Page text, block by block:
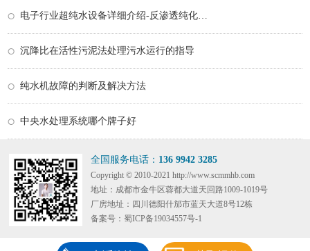
沉降比在活性污泥法处理污水运行的指导
纯水机故障的判断及解决方法
中央水处理系统哪个牌子好
全国服务电话： 136 9942 3285
Copyright © 2010-2021 http://www.scmmhb.com
地址：成都市金牛区蓉都大道天回路1009-1019号
厂房地址：四川德阳什邡市蓝天大道8号12栋
备案号：蜀ICP备19034557号-1